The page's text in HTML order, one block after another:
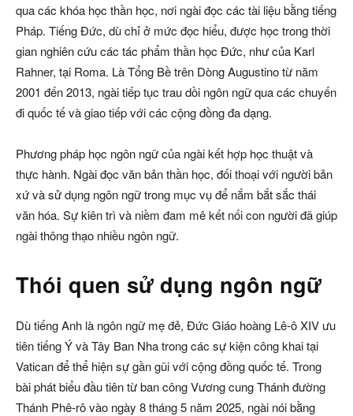
qua các khóa học thần học, nơi ngài đọc các tài liệu bằng tiếng
Pháp. Tiếng Đức, dù chỉ ở mức đọc hiểu, được học trong thời
gian nghiên cứu các tác phẩm thần học Đức, như của Karl
Rahner, tại Roma. Là Tổng Bề trên Dòng Augustino từ năm
2001 đến 2013, ngài tiếp tục trau dồi ngôn ngữ qua các chuyến
đi quốc tế và giao tiếp với các cộng đồng đa dạng.
Phương pháp học ngôn ngữ của ngài kết hợp học thuật và
thực hành. Ngài đọc văn bản thần học, đối thoại với người bản
xứ và sử dụng ngôn ngữ trong mục vụ để nắm bắt sắc thái
văn hóa. Sự kiên trì và niềm đam mê kết nối con người đã giúp
ngài thông thạo nhiều ngôn ngữ.
Thói quen sử dụng ngôn ngữ
Dù tiếng Anh là ngôn ngữ mẹ đẻ, Đức Giáo hoàng Lê-ô XIV ưu
tiên tiếng Ý và Tây Ban Nha trong các sự kiện công khai tại
Vatican để thể hiện sự gần gũi với cộng đồng quốc tế. Trong
bài phát biểu đầu tiên từ ban công Vương cung Thánh đường
Thánh Phê-rô vào ngày 8 tháng 5 năm 2025, ngài nói bằng